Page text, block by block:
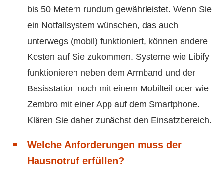
bis 50 Metern rundum gewährleistet. Wenn Sie
ein Notfallsystem wünschen, das auch
unterwegs (mobil) funktioniert, können andere
Kosten auf Sie zukommen. Systeme wie Libify
funktionieren neben dem Armband und der
Basisstation noch mit einem Mobilteil oder wie
Zembro mit einer App auf dem Smartphone.
Klären Sie daher zunächst den Einsatzbereich.
Welche Anforderungen muss der
Hausnotruf erfüllen?